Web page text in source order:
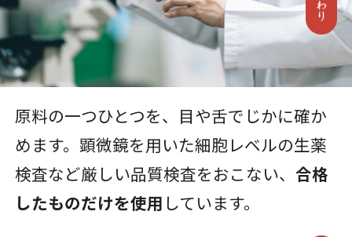
原料の一つひとつを、目や舌でじかに確か
めます。顕微鏡を用いた細胞レベルの生薬
検査など厳しい品質検査をおこない、 合格
したものだけを使用 しています。